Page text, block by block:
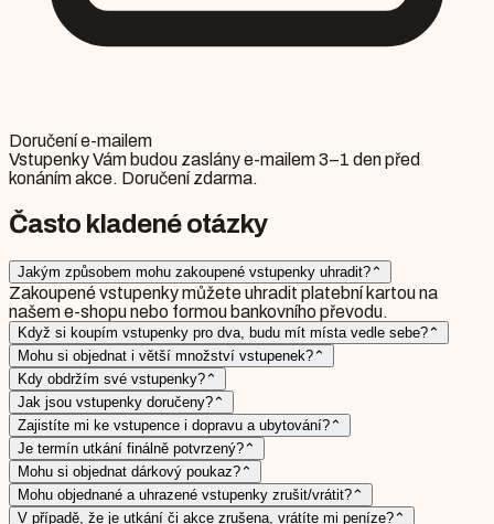
Doručení e-mailem
Vstupenky Vám budou zaslány e-mailem 3–1 den před
konáním akce. Doručení zdarma.
Často kladené otázky
Jakým způsobem mohu zakoupené vstupenky uhradit? ⌃
Zakoupené vstupenky můžete uhradit platební kartou na
našem e-shopu nebo formou bankovního převodu.
Když si koupím vstupenky pro dva, budu mít místa vedle sebe? ⌃
Mohu si objednat i větší množství vstupenek? ⌃
Kdy obdržím své vstupenky? ⌃
Jak jsou vstupenky doručeny? ⌃
Zajistíte mi ke vstupence i dopravu a ubytování? ⌃
Je termín utkání finálně potvrzený? ⌃
Mohu si objednat dárkový poukaz? ⌃
Mohu objednané a uhrazené vstupenky zrušit/vrátit? ⌃
V případě, že je utkání či akce zrušena, vrátíte mi peníze? ⌃